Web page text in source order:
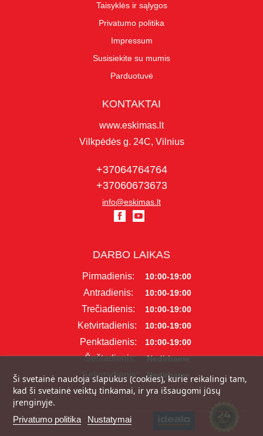
Taisyklės ir sąlygos
Privatumo politika
Impressum
Susisiekite su mumis
Parduotuvė
KONTAKTAI
www.eskimas.lt
Vilkpėdės g. 24C, Vilnius
+37064764764
+37060673673
info@eskimas.lt
DARBO LAIKAS
Pirmadienis: 10:00-19:00
Antradienis: 10:00-19:00
Trečiadienis: 10:00-19:00
Ketvirtadienis: 10:00-19:00
Penktadienis: 10:00-19:00
Šeštadienis: Nedirbame
Sekmadienis: Nedirbame
Ši svetainė naudoja slapukus (cookies), kurie reikalingi tam,
kad ši svetainė veiktų tinkamai, ir yra išsaugomi jūsų
įrenginyje.
Privatumo politika Nustatymai